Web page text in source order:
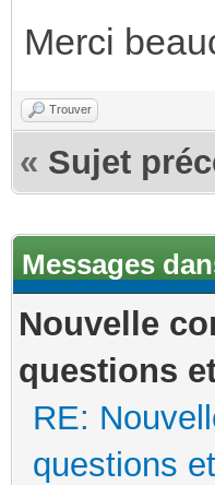
Merci
Trouver
« Sujet
Messages
Nouvelle
questions
RE:
questions